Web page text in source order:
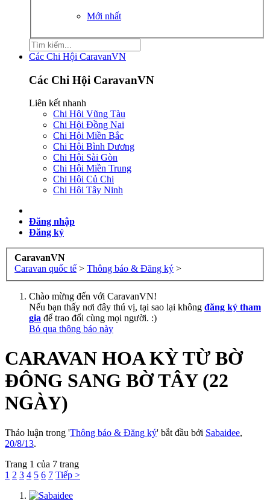
Mới nhất
Các Chi Hội CaravanVN
Các Chi Hội CaravanVN
Liên kết nhanh
Chi Hội Vũng Tàu
Chi Hội Đồng Nai
Chi Hội Miền Bắc
Chi Hội Bình Dương
Chi Hội Sài Gòn
Chi Hội Miền Trung
Chi Hội Củ Chi
Chi Hội Tây Ninh
Đăng nhập
Đăng ký
CaravanVN
Caravan quốc tế > Thông báo & Đăng ký >
Chào mừng đến với CaravanVN!
Nếu bạn thấy nơi đây thú vị, tại sao lại không đăng ký tham
gia để trao đổi cùng mọi người. :)
Bỏ qua thông báo này
CARAVAN HOA KỲ TỪ BỜ
ĐÔNG SANG BỜ TÂY (22
NGÀY)
Thảo luận trong 'Thông báo & Đăng ký' bắt đầu bởi Sabaidee,
20/8/13.
Trang 1 của 7 trang
1 2 3 4 5 6 7 Tiếp >